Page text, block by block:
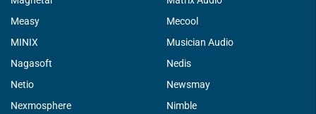
Measy
Mecool
MINIX
Musician Audio
Nagasoft
Nedis
Netio
Newsmay
Nexmosphere
Nimble